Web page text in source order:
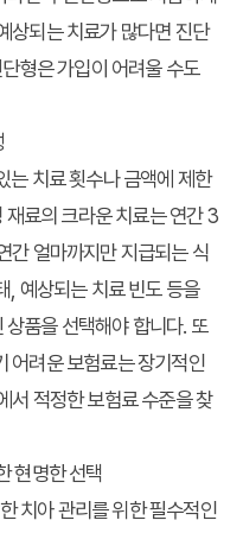
상되는 치료가 많다면 진단
형은 가입이 어려울 수도
는 치료 횟수나 금액에 제한
료의 크라운 치료는 연간 3
간 얼마까지만 지급되는 식
, 예상되는 치료 빈도 등을
품을 선택해야 합니다. 또
어려운 보험료는 장기적인
서 적정한 보험료 수준을 찾
현명한 선택
치아 관리를 위한 필수적인